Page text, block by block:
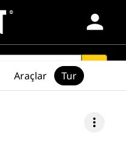
person
more_vert
Araçlar Tur